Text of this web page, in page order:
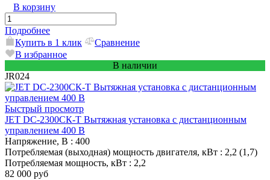
В корзину
Подробнее
Купить в 1 клик
Сравнение
В избранное
В наличии
JR024
Быстрый просмотр
JET DC-2300СК-T Вытяжная установка с дистанционным
управлением 400 В
Напряжение, В : 400
Потребляемая (выходная) мощность двигателя, кВт : 2,2 (1,7)
Потребляемая мощность, кВт : 2,2
82 000 руб